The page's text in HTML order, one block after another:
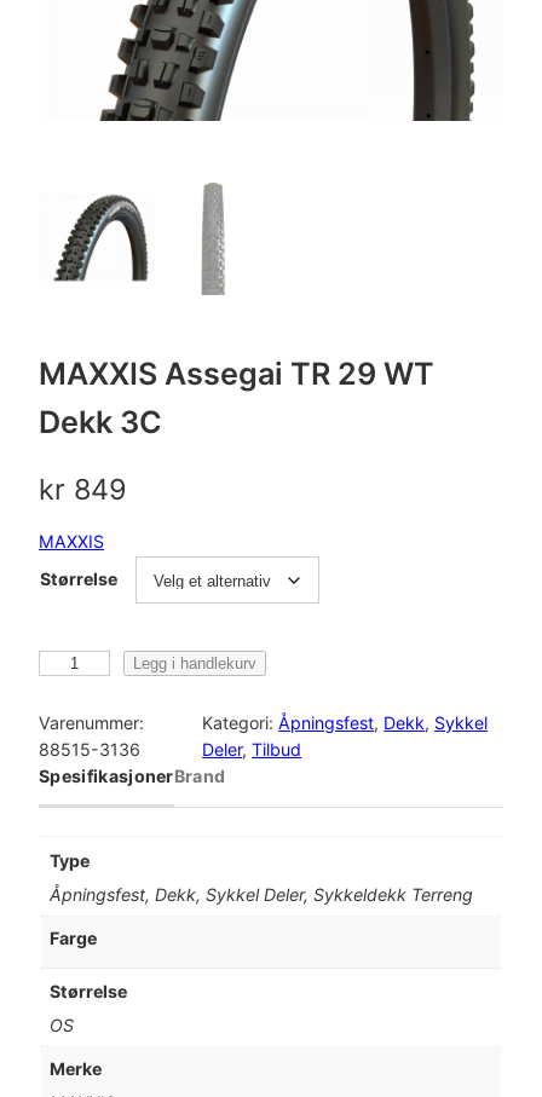
MAXXIS Assegai TR 29 WT
Dekk 3C
kr 849
MAXXIS
Størrelse
X
X
I
Legg i handlekurv
Varenummer:
88515-3136
Kategori:Åpningsfest, Dekk, Sykkel
Deler, Tilbud
SpesifikasjonerBrand
Type
Åpningsfest, Dekk, Sykkel Deler, Sykkeldekk Terreng
Farge
Størrelse
OS
Merke